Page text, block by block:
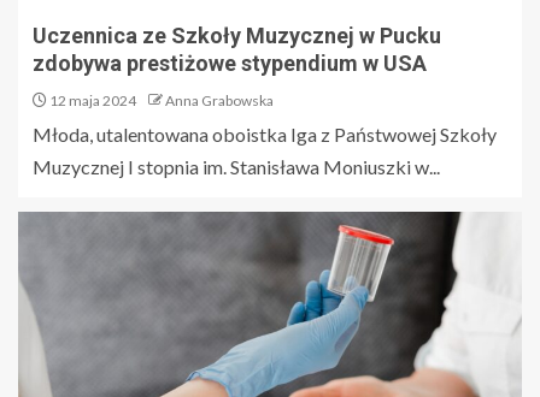
Uczennica ze Szkoły Muzycznej w Pucku
zdobywa prestiżowe stypendium w USA
12 maja 2024 Anna Grabowska
Młoda, utalentowana oboistka Iga z Państwowej Szkoły
Muzycznej I stopnia im. Stanisława Moniuszki w...